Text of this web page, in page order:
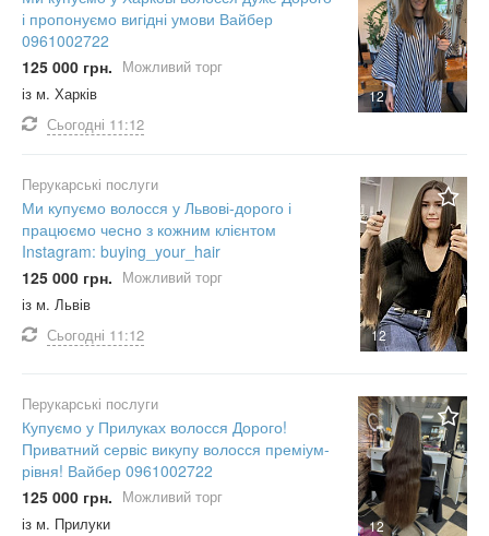
12
і пропонуємо вигідні умови Вайбер
0961002722
125 000 грн. Можливий торг
із м. Харків
Сьогодні 11:12
12
Перукарські послуги
Ми купуємо волосся у Львові-дорого і
працюємо чесно з кожним клієнтом
Instagram: buying_your_hair
125 000 грн. Можливий торг
із м. Львів
Сьогодні 11:12
12
Перукарські послуги
Купуємо у Прилуках волосся Дорого!
Приватний сервіс викупу волосся преміум-
рівня! Вайбер 0961002722
125 000 грн. Можливий торг
із м. Прилуки